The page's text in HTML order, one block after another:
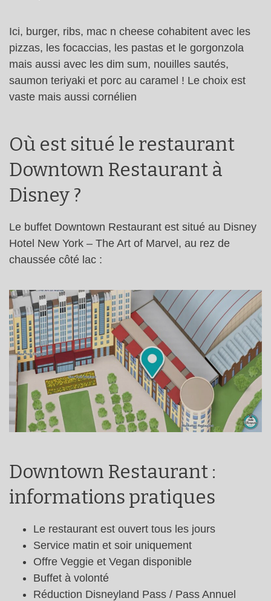
Ici, burger, ribs, mac n cheese cohabitent avec les
pizzas, les focaccias, les pastas et le gorgonzola
mais aussi avec les dim sum, nouilles sautés,
saumon teriyaki et porc au caramel ! Le choix est
vaste mais aussi cornélien
Où est situé le restaurant
Downtown Restaurant à
Disney ?
Le buffet Downtown Restaurant est situé au Disney
Hotel New York – The Art of Marvel, au rez de
chaussée côté lac :
Downtown Restaurant :
informations pratiques
Le restaurant est ouvert tous les jours
Service matin et soir uniquement
Offre Veggie et Vegan disponible
Buffet à volonté
Réduction Disneyland Pass / Pass Annuel